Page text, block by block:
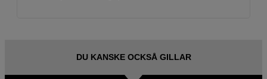
DU KANSKE OCKSÅ GILLAR